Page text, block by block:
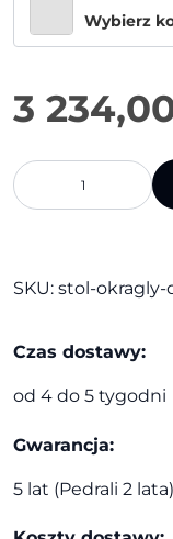
Wybierz
3
ilość
Stół
okrągły
|SKU: stol-okragly-
Czas dostawy:
od 4 do 5 tygodni
Gwarancja:
5 lat (Pedrali 2 lata)